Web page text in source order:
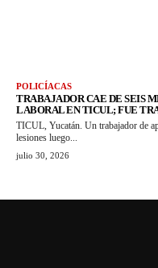
POLICÍACAS
TRABAJADOR CAE DE SEIS
LABORAL EN TICUL; FUE
TICUL, Yucatán. Un trabajador de
lesiones luego...
julio 30, 2026